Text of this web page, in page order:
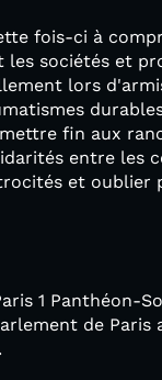
fois-ci à
les sociétés et
lors
fin aux
entre les
et oublier
1 Panthéon-
de Paris